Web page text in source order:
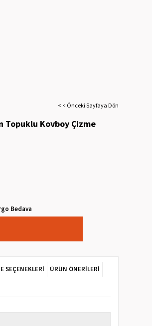
< < Önceki Sayfaya Dön
Topuklu Kovboy Çizme
Bedava
SEÇENEKLERI
ÜRÜN ÖNERILERI